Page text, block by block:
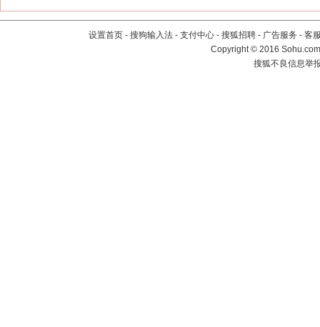
设置首页 - 搜狗输入法 - 支付中心 - 搜狐招聘 - 广告服务 - 客
Copyright©2016
搜狐不良信息举